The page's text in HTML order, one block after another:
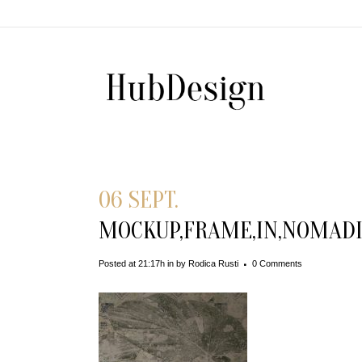
06 SEPT.
Posted at 21:17h in by Rodica Rusti 0 Comments